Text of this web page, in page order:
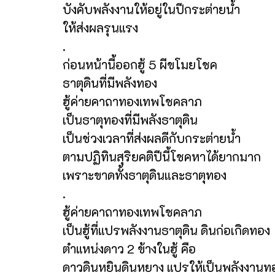
บังคับพลังงานให้อยู่ในปีกระต่ายน้ำ
ให้ส่งผลรุนแรง
.
ก่อนหน้านี้ออกฮู้ 5 ผีขโมยโชค
ธาตุดินที่มีพลังทอง
ฮู้ค่ายคาถาทองเทพโชคลาภ
เป็นธาตุทองที่มีพลังธาตุดิน
เป็นช่วงเวลาที่ส่งผลดีกับกระต่ายน้ำ
ตามปฏิทินสุริยคติปีนี้โชคหาได้ยากมาก
เพราะขาดทั้งธาตุดินและธาตุทอง
.
ฮู้ค่ายคาถาทองเทพโชคลาภ
เป็นฮู้ที่แปรพลังงานธาตุดิน ดินก่อเกิดทอง
ตำแหน่งดาว 2 ข้างในฮู้ คือ
ดาวดินหยินดินหยาง แปรให้เป็นพลังงานท